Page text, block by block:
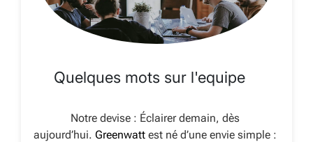
Quelques mots sur l'equipe
Notre devise : Éclairer demain, dès
aujourd’hui. Greenwattest né d’une envie simple :